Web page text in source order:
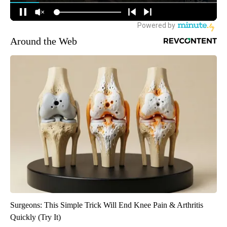
Around the Web
Surgeons: This Simple Trick Will End Knee Pain & Arthritis
Quickly (Try It)